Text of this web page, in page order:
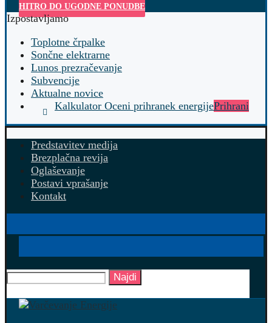
HITRO DO UGODNE PONUDBE
Izpostavljamo
Toplotne črpalke
Sončne elektrarne
Lunos prezračevanje
Subvencije
Aktualne novice
Kalkulator Oceni prihranek energijePrihrani
Predstavitev medija
Brezplačna revija
Oglaševanje
Postavi vprašanje
Kontakt
Najdi